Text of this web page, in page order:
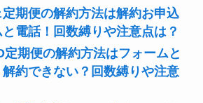
期便の解約方法は解約お申込
電話！回数縛りや注意点は？
期便の解約方法はフォームと
約できない？回数縛りや注意